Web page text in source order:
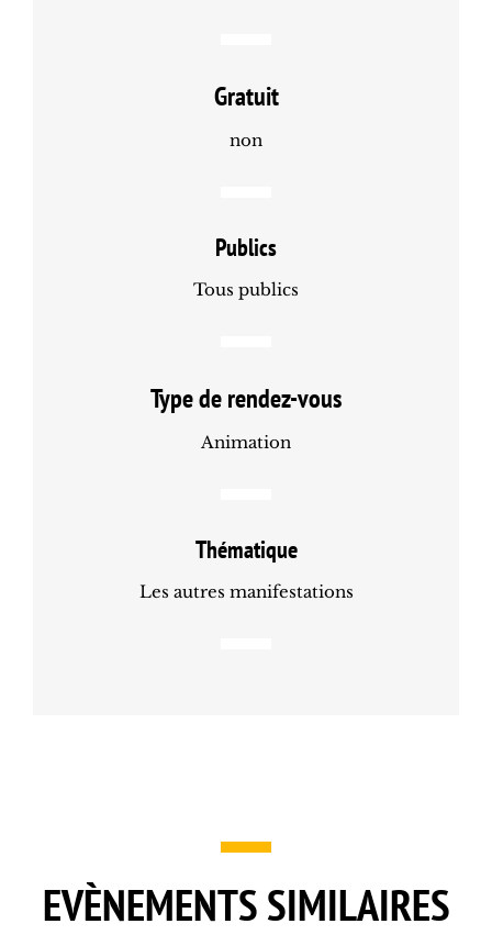
Gratuit
non
Publics
Tous publics
Type de rendez-vous
Animation
Thématique
Les autres manifestations
EVÈNEMENTS SIMILAIRES